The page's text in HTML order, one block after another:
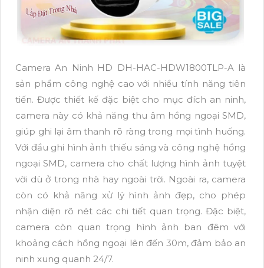
Camera An Ninh HD DH-HAC-HDW1800TLP-A là
sản phẩm công nghệ cao với nhiều tính năng tiên
tiến. Được thiết kế đặc biệt cho mục đích an ninh,
camera này có khả năng thu âm hồng ngoại SMD,
giúp ghi lại âm thanh rõ ràng trong mọi tình huống.
Với đầu ghi hình ảnh thiếu sáng và công nghệ hồng
ngoại SMD, camera cho chất lượng hình ảnh tuyệt
vời dù ở trong nhà hay ngoài trời. Ngoài ra, camera
còn có khả năng xử lý hình ảnh đẹp, cho phép
nhận diện rõ nét các chi tiết quan trọng. Đặc biệt,
camera còn quan trọng hình ảnh ban đêm với
khoảng cách hồng ngoại lên đến 30m, đảm bảo an
ninh xung quanh 24/7.